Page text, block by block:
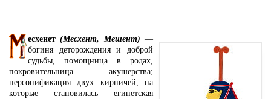
есхенет(Месхент, Мешент) —
богиня деторождения и доброй
судьбы, помощница в родах,
покровительница акушерства;
персонификация двух кирпичей, на
которые становилась египетская